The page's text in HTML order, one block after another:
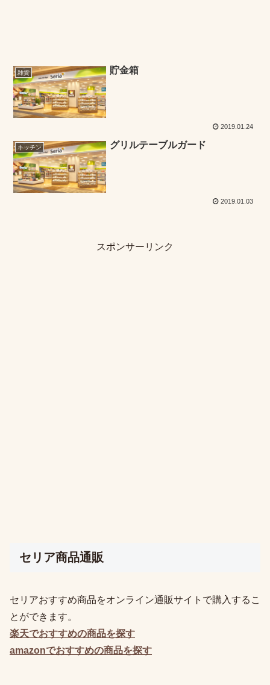
雑貨 貯金箱
2019.01.24
キッチン グリルテーブルガード
2019.01.03
スポンサーリンク
セリア商品通販
セリアおすすめ商品をオンライン通販サイトで購入するこ
とができます。
楽天でおすすめの商品を探す
amazonでおすすめの商品を探す